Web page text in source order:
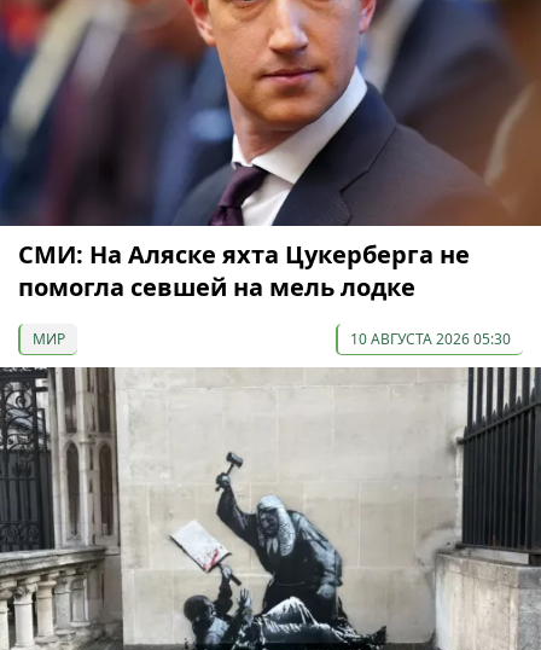
СМИ: На Аляске яхта Цукерберга не
помогла севшей на мель лодке
МИР 10 АВГУСТА 2026 05:30